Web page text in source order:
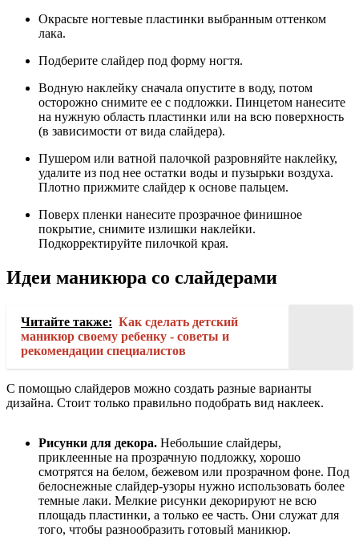
Окрасьте ногтевые пластинки выбранным оттенком
лака.
Подберите слайдер под форму ногтя.
Водную наклейку сначала опустите в воду, потом
осторожно снимите ее с подложки. Пинцетом нанесите
на нужную область пластинки или на всю поверхность
(в зависимости от вида слайдера).
Пушером или ватной палочкой разровняйте наклейку,
удалите из под нее остатки воды и пузырьки воздуха.
Плотно прижмите слайдер к основе пальцем.
Поверх пленки нанесите прозрачное финишное
покрытие, снимите излишки наклейки.
Подкорректируйте пилочкой края.
Идеи маникюра со слайдерами
Читайте также: Как сделать детский
маникюр своему ребенку - советы и
рекомендации специалистов
С помощью слайдеров можно создать разные варианты
дизайна. Стоит только правильно подобрать вид наклеек.
Рисунки для декора. Небольшие слайдеры,
приклеенные на прозрачную подложку, хорошо
смотрятся на белом, бежевом или прозрачном фоне. Под
белоснежные слайдер-узоры нужно использовать более
темные лаки. Мелкие рисунки декорируют не всю
площадь пластинки, а только ее часть. Они служат для
того, чтобы разнообразить готовый маникюр.